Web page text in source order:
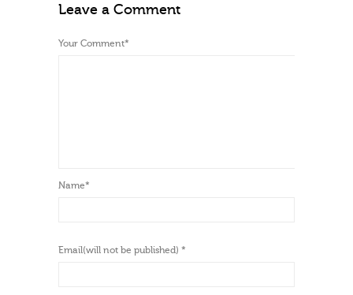
Leave a Comment
Your Comment*
Name*
Email(will not be published) *